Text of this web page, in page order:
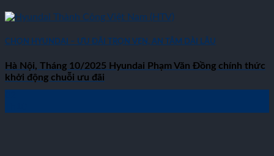
CHỌN HYUNDAI – ƯU ĐÃI TRỌN VẸN, AN TÂM DÀI LÂU
Hà Nội, Tháng 10/2025 Hyundai Phạm Văn Đồng chính thức
khởi động chuỗi ưu đãi